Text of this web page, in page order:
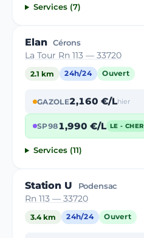
Services (7)
Elan Cérons
La Tour Rn 113 — 33720
2.1 km 24h/24 Ouvert
GAZOLE2,160 €/Lhier
SP981,990 €/L LE - CHER
Services (11)
Station U Podensac
Rn 113 — 33720
3.4 km 24h/24 Ouvert